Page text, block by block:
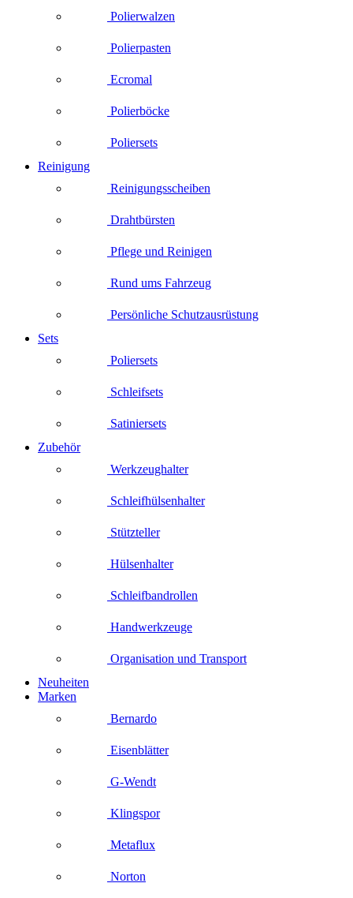
Polierwalzen
Polierpasten
Ecromal
Polierböcke
Poliersets
Reinigung
Reinigungsscheiben
Drahtbürsten
Pflege und Reinigen
Rund ums Fahrzeug
Persönliche Schutzausrüstung
Sets
Poliersets
Schleifsets
Satiniersets
Zubehör
Werkzeughalter
Schleifhülsenhalter
Stützteller
Hülsenhalter
Schleifbandrollen
Handwerkzeuge
Organisation und Transport
Neuheiten
Marken
Bernardo
Eisenblätter
G-Wendt
Klingspor
Metaflux
Norton